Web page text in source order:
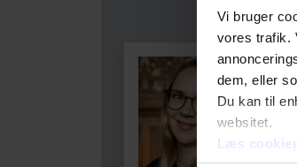
Vi bruger
vores trafik.
dem, eller
Du kan til
websitet.
Læs